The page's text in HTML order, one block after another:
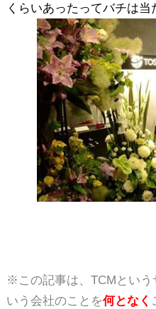
くらいあったってバチは当
※この記事は、TCMという
いう会社のことを何となく